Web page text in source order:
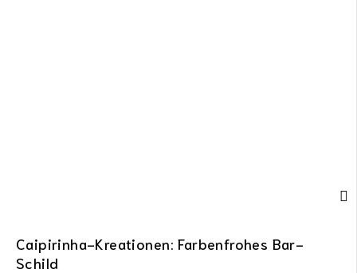
Caipirinha-Kreationen: Farbenfrohes Bar-
Schild